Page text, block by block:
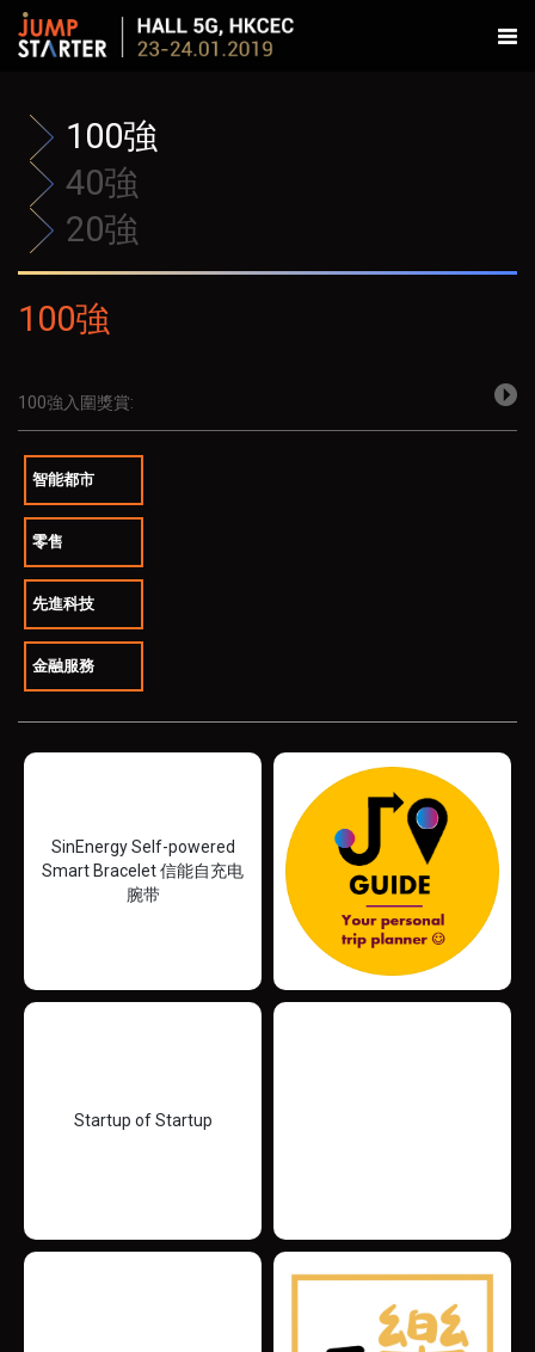
100強
40強
20強
100強
100強入圍獎賞:
智能都市
零售
先進科技
金融服務
SinEnergy Self-powered
Smart Bracelet 信能自充电
腕带
Startup of Startup